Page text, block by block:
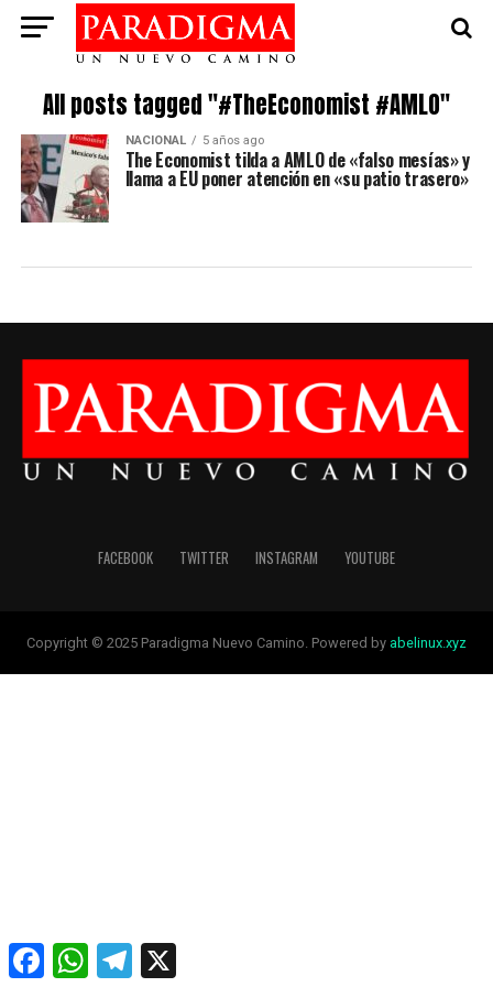
All posts tagged "#TheEconomist #AMLO"
NACIONAL 5 años ago
The Economist tilda a AMLO de «falso mesías» y
llama a EU poner atención en «su patio trasero»
FACEBOOK TWITTER INSTAGRAM YOUTUBE
Copyright © 2025 Paradigma Nuevo Camino. Powered by abelinux.xyz
FacebookWhatsAppTelegram